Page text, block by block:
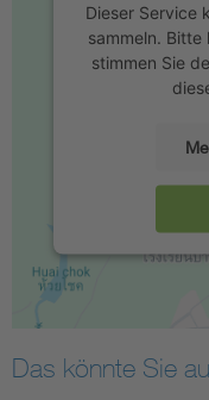
Dieser Service
sammeln. Bitte
stimmen Sie
Das könnte Sie